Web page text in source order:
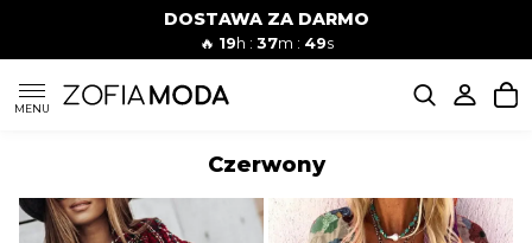
DOSTAWA ZA DARMO
🔥 19h : 37m : 48s
MENU
SUKIENKI
Czerwony